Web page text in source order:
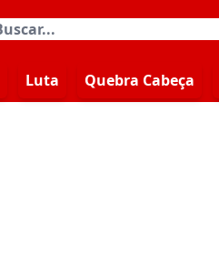
Luta Quebra Cabeça